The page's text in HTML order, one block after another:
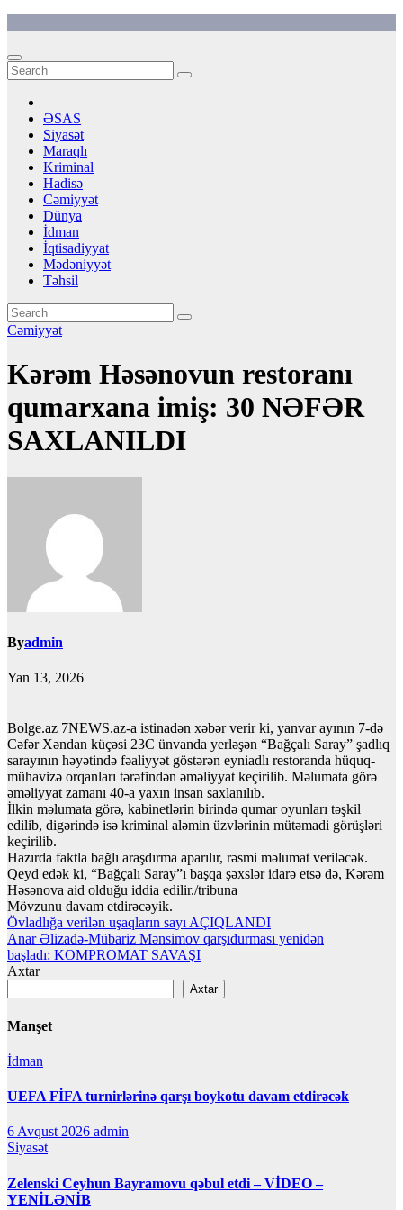
content
ƏSAS
Siyasət
Maraqlı
Kriminal
Hadisə
Cəmiyyət
Dünya
İdman
İqtisadiyyat
Mədəniyyət
Təhsil
Cəmiyyət
Kərəm Həsənovun restoranı
qumarxana imiş: 30 NƏFƏR
SAXLANILDI
Byadmin
Yan 13, 2026
Bolge.az 7NEWS.az-a istinadən xəbər verir ki, yanvar ayının 7-də
Cəfər Xəndan küçəsi 23C ünvanda yerləşən “Bağçalı Saray” şadlıq
sarayının həyətində fəaliyyət göstərən eyniadlı restoranda hüquq-
mühavizə orqanları tərəfindən əməliyyat keçirilib. Məlumata görə
əməliyyat zamanı 40-a yaxın insan saxlanılıb.
İlkin məlumata görə, kabinetlərin birində qumar oyunları təşkil
edilib, digərində isə kriminal aləmin üzvlərinin mütəmadi görüşləri
keçirilib.
Hazırda faktla bağlı araşdırma aparılır, rəsmi məlumat veriləcək.
Qeyd edək ki, “Bağçalı Saray”ı başqa şəxslər idarə etsə də, Kərəm
Həsənova aid olduğu iddia edilir./tribuna
Mövzunu davam etdirəcəyik.
Yazı
naviqasiyası
Övladlığa verilən uşaqların sayı AÇIQLANDI
Anar Əlizadə-Mübariz Mənsimov qarşıdurması yenidən
başladı: KOMPROMAT SAVAŞI
Axtar
Axtar
Manşet
İdman
UEFA FİFA turnirlərinə qarşı boykotu davam etdirəcək
6 Avqust 2026 admin
Siyasət
Zelenski Ceyhun Bayramovu qəbul etdi – VİDEO –
YENİLƏNİB